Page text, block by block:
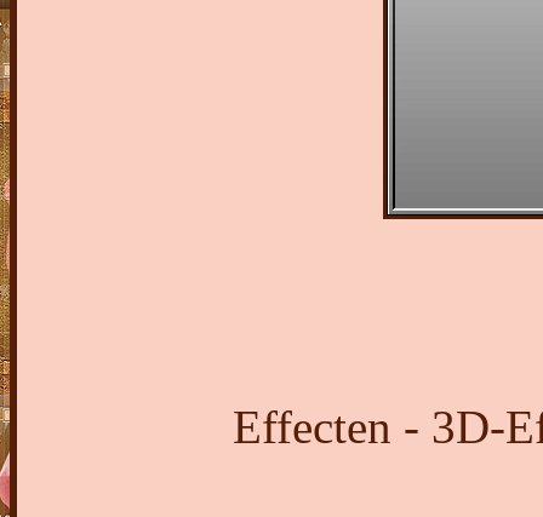
Effecten - 3D-